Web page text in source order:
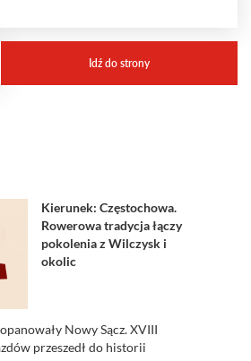
Kierunek: Częstochowa.
Rowerowa tradycja łączy
pokolenia z Wilczysk i
okolic
Nowy Sącz. XVIII
przeszedł do historii